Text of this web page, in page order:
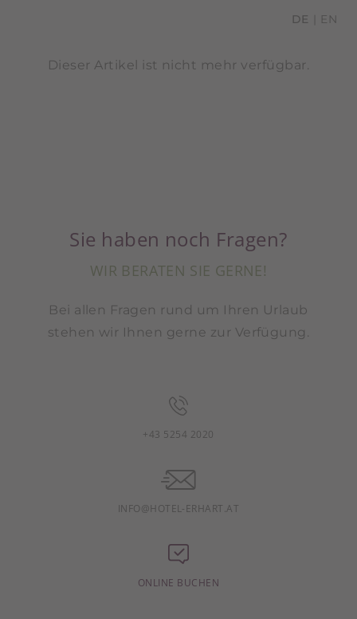
DE EN
Dieser Artikel ist nicht mehr verfügbar.
Sie haben noch Fragen?
WIR BERATEN SIE GERNE!
Bei allen Fragen rund um Ihren Urlaub
stehen wir Ihnen gerne zur Verfügung.
+43 5254 2020
INFO@HOTEL-ERHART.AT
ONLINE BUCHEN